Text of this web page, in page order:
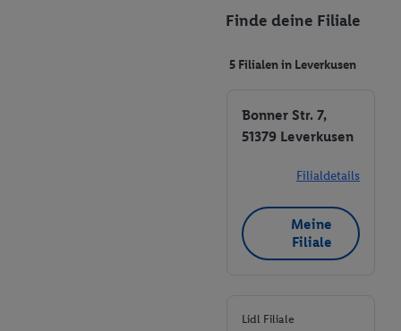
Finde deine Filiale
5 Filialen in Leverkusen
Bonner Str. 7,
51379 Leverkusen
Filialdetails
Meine
Filiale
Lidl Filiale